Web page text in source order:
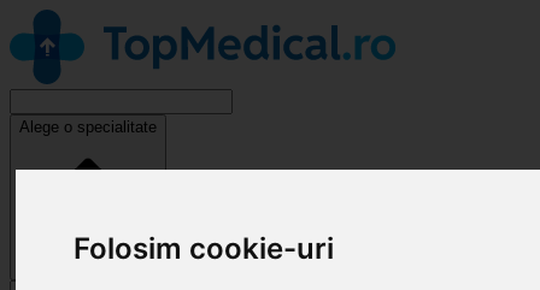
Folosim cookie-uri
Alege o specialitate